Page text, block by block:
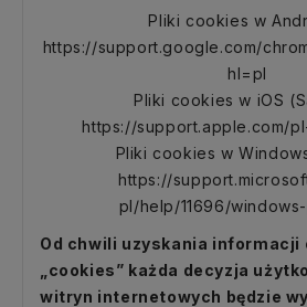
Pliki cookies w
https://support.google.com/
hl=pl
Pliki cookies w iOS
https://support.apple.com/
Pliki cookies w
https://
pl/help/11696/
Od chwili uzyskania informacji
„cookies” każda decyzja
witryn internetowych będzie